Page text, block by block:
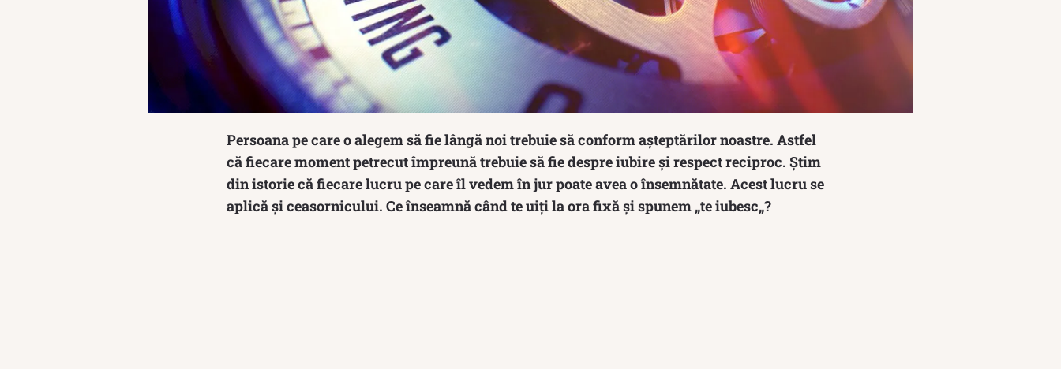
Persoana pe care o alegem să fie lângă noi trebuie să conform așteptărilor noastre. Astfel
că fiecare moment petrecut împreună trebuie să fie despre iubire și respect reciproc. Știm
din istorie că fiecare lucru pe care îl vedem în jur poate avea o însemnătate. Acest lucru se
aplică și ceasornicului. Ce înseamnă când te uiți la ora fixă și spunem „te iubesc„?